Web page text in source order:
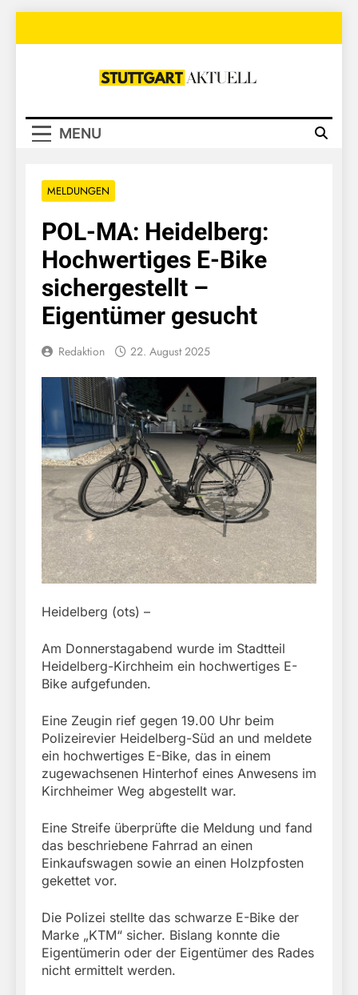
Stuttgart
MENU
MELDUNGEN
POL-MA: Heidelberg:
Hochwertiges E-Bike
sichergestellt –
Eigentümer gesucht
Redaktion 22. August 2025
Heidelberg (ots) –
Am Donnerstagabend wurde im Stadtteil
Heidelberg-Kirchheim ein hochwertiges E-
Bike aufgefunden.
Eine Zeugin rief gegen 19.00 Uhr beim
Polizeirevier Heidelberg-Süd an und meldete
ein hochwertiges E-Bike, das in einem
zugewachsenen Hinterhof eines Anwesens im
Kirchheimer Weg abgestellt war.
Eine Streife überprüfte die Meldung und fand
das beschriebene Fahrrad an einen
Einkaufswagen sowie an einen Holzpfosten
gekettet vor.
Die Polizei stellte das schwarze E-Bike der
Marke „KTM“ sicher. Bislang konnte die
Eigentümerin oder der Eigentümer des Rades
nicht ermittelt werden.